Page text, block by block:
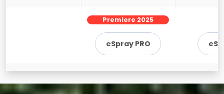
Premiere 2025
eSpray PRO